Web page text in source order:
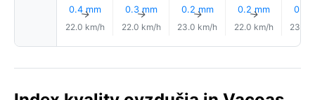
0.4 mm
↑
22.0 km/h
0.3 mm
↑
22.0 km/h
0.2 mm
↑
23.0 km/h
0.2 mm
↑
22.0 km/h
0.3
23.0